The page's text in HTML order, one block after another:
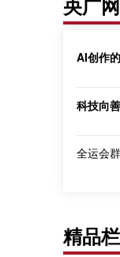
央广
AI创作
科技向
全运会
精品